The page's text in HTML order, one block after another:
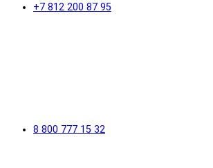
+7 812 200 87 95
8 800 777 15 32